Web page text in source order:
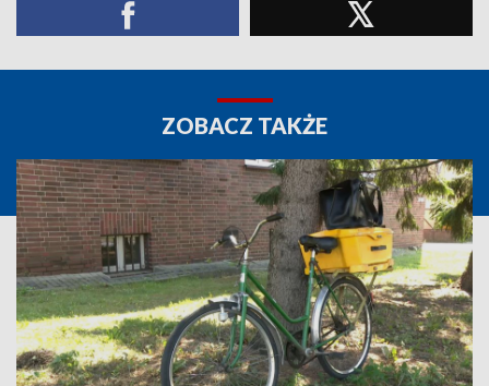
ZOBACZ TAKŻE